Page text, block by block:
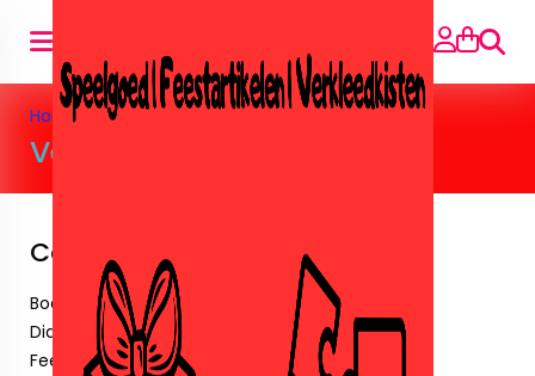
Home >Verjaardagskaarsjes
Verjaardagskaarsjes
Categorieën
Boeken
Diamant paintingen.
Feestartikelen